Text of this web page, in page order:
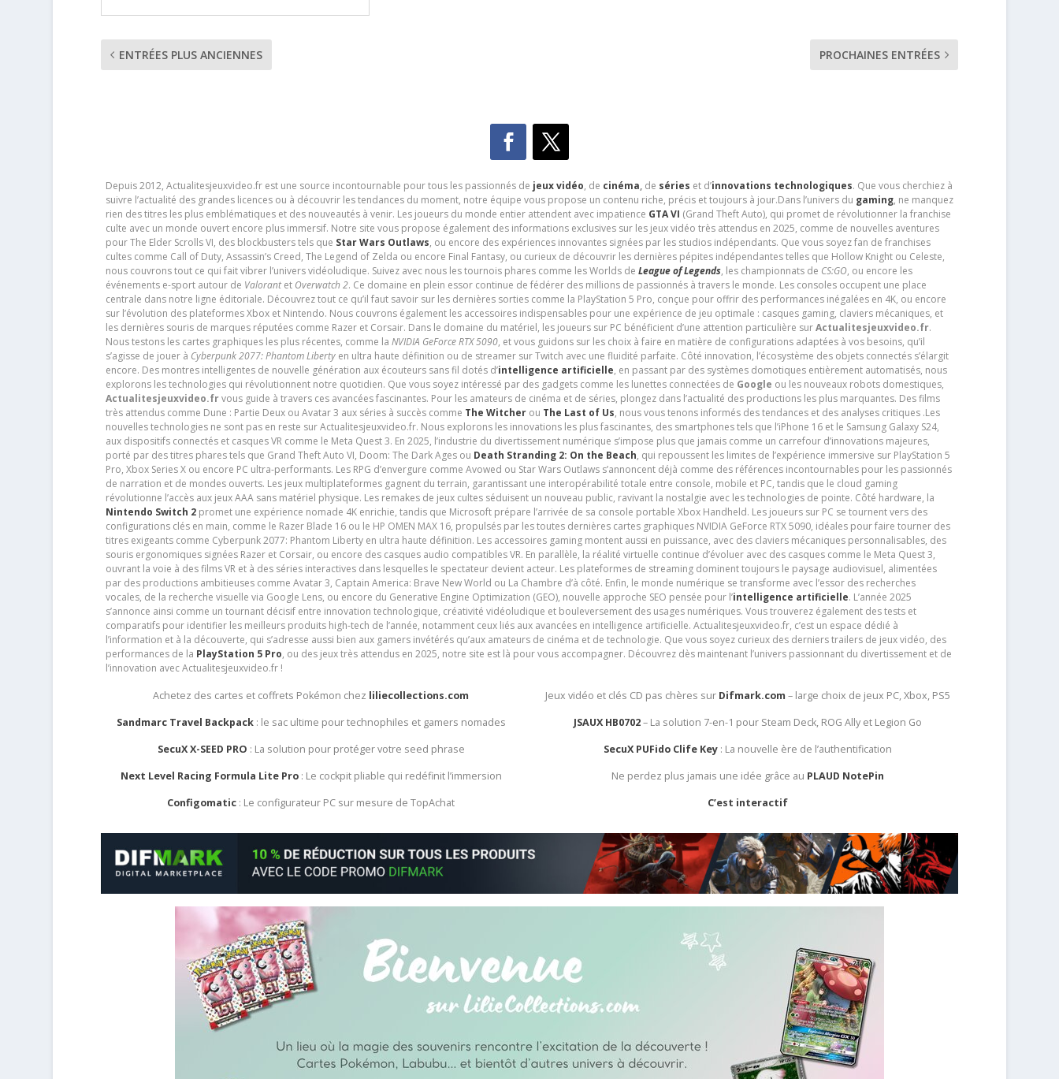
ENTRÉES PLUS ANCIENNES PROCHAINES ENTRÉES
Depuis 2012, Actualitesjeuxvideo.fr est une source incontournable pour tous les passionnés de jeux vidéo, de cinéma,de séries et d’innovations technologiques. Que vous cherchiez à
suivre l’actualité des grandes licences ou à découvrir les tendances du moment, notre équipe vous propose un contenu riche, précis et toujours à jour.Dans l’univers du gaming, ne manquez
rien des titres les plus emblématiques et des nouveautés à venir. Les joueurs du monde entier attendent avec impatience GTA VI (Grand Theft Auto), qui promet de révolutionner la franchise
culte avec un monde ouvert encore plus immersif. Notre site vous propose également des informations exclusives sur les jeux vidéo très attendus en 2025, comme de nouvelles aventures
pour The Elder Scrolls VI, des blockbusters tels que Star Wars Outlaws, ou encore des expériences innovantes signées par les studios indépendants. Que vous soyez fan de franchises
cultes comme Call of Duty, Assassin’s Creed, The Legend of Zelda ou encore Final Fantasy, ou curieux de découvrir les dernières pépites indépendantes telles que Hollow Knight ou Celeste,
nous couvrons tout ce qui fait vibrer l’univers vidéoludique. Suivez avec nous les tournois phares comme les Worlds de League of Legends, les championnats de CS:GO, ou encore les
événements e-sport autour de Valorantet Overwatch 2. Ce domaine en plein essor continue de fédérer des millions de passionnés à travers le monde. Les consoles occupent une place
centrale dans notre ligne éditoriale. Découvrez tout ce qu’il faut savoir sur les dernières sorties comme la PlayStation 5 Pro, conçue pour offrir des performances inégalées en 4K, ou encore
sur l’évolution des plateformes Xbox et Nintendo. Nous couvrons également les accessoires indispensables pour une expérience de jeu optimale : casques gaming, claviers mécaniques, et
les dernières souris de marques réputées comme Razer et Corsair. Dans le domaine du matériel, les joueurs sur PC bénéficient d’une attention particulière surActualitesjeuxvideo.fr.
Nous testons les cartes graphiques les plus récentes, comme la NVIDIA GeForce RTX 5090, et vous guidons sur les choix à faire en matière de configurations adaptées à vos besoins, qu’il
s’agisse de jouer à Cyberpunk 2077: Phantom Libertyen ultra haute définition ou de streamer sur Twitch avec une fluidité parfaite. Côté innovation, l’écosystème des objets connectés s’élargit
encore. Des montres intelligentes de nouvelle génération aux écouteurs sans fil dotés d’intelligence artificielle, en passant par des systèmes domotiques entièrement automatisés, nous
explorons les technologies qui révolutionnent notre quotidien. Que vous soyez intéressé par des gadgets comme les lunettes connectées de Google ou les nouveaux robots domestiques,
Actualitesjeuxvideo.frvous guide à travers ces avancées fascinantes. Pour les amateurs de cinéma et de séries, plongez dans l’actualité des productions les plus marquantes. Des films
très attendus comme Dune : Partie Deux ou Avatar 3 aux séries à succès comme The Witcherou The Last of Us, nous vous tenons informés des tendances et des analyses critiques .Les
nouvelles technologies ne sont pas en reste sur Actualitesjeuxvideo.fr. Nous explorons les innovations les plus fascinantes, des smartphones tels que l’iPhone 16 et le Samsung Galaxy S24,
aux dispositifs connectés et casques VR comme le Meta Quest 3. En 2025, l’industrie du divertissement numérique s’impose plus que jamais comme un carrefour d’innovations majeures,
porté par des titres phares tels que Grand Theft Auto VI, Doom: The Dark Ages ou Death Stranding 2: On the Beach, qui repoussent les limites de l’expérience immersive sur PlayStation 5
Pro, Xbox Series X ou encore PC ultra-performants. Les RPG d’envergure comme Avowed ou Star Wars Outlaws s’annoncent déjà comme des références incontournables pour les passionnés
de narration et de mondes ouverts. Les jeux multiplateformes gagnent du terrain, garantissant une interopérabilité totale entre console, mobile et PC, tandis que le cloud gaming
révolutionne l’accès aux jeux AAA sans matériel physique. Les remakes de jeux cultes séduisent un nouveau public, ravivant la nostalgie avec les technologies de pointe. Côté hardware, la
Nintendo Switch 2promet une expérience nomade 4K enrichie, tandis que Microsoft prépare l’arrivée de sa console portable Xbox Handheld. Les joueurs sur PC se tournent vers des
configurations clés en main, comme le Razer Blade 16 ou le HP OMEN MAX 16, propulsés par les toutes dernières cartes graphiques NVIDIA GeForce RTX 5090, idéales pour faire tourner des
titres exigeants comme Cyberpunk 2077: Phantom Liberty en ultra haute définition. Les accessoires gaming montent aussi en puissance, avec des claviers mécaniques personnalisables, des
souris ergonomiques signées Razer et Corsair, ou encore des casques audio compatibles VR. En parallèle, la réalité virtuelle continue d’évoluer avec des casques comme le Meta Quest 3,
ouvrant la voie à des films VR et à des séries interactives dans lesquelles le spectateur devient acteur. Les plateformes de streaming dominent toujours le paysage audiovisuel, alimentées
par des productions ambitieuses comme Avatar 3, Captain America: Brave New World ou La Chambre d’à côté. Enfin, le monde numérique se transforme avec l’essor des recherches
vocales, de la recherche visuelle via Google Lens, ou encore du Generative Engine Optimization (GEO), nouvelle approche SEO pensée pour l’intelligence artificielle. L’année 2025
s’annonce ainsi comme un tournant décisif entre innovation technologique, créativité vidéoludique et bouleversement des usages numériques. Vous trouverez également des tests et
comparatifs pour identifier les meilleurs produits high-tech de l’année, notamment ceux liés aux avancées en intelligence artificielle. Actualitesjeuxvideo.fr, c’est un espace dédié à
l’information et à la découverte, qui s’adresse aussi bien aux gamers invétérés qu’aux amateurs de cinéma et de technologie. Que vous soyez curieux des derniers trailers de jeux vidéo, des
performances de la PlayStation 5 Pro, ou des jeux très attendus en 2025, notre site est là pour vous accompagner. Découvrez dès maintenant l’univers passionnant du divertissement et de
l’innovation avec Actualitesjeuxvideo.fr !
Achetez des cartes et coffrets Pokémon chez liliecollections.com
Sandmarc Travel Backpack: le sac ultime pour technophiles et gamers nomades
SecuX X-SEED PRO : La solution pour protéger votre seed phrase
Next Level Racing Formula Lite Pro: Le cockpit pliable qui redéfinit l’immersion
Configomatic : Le configurateur PC sur mesure de TopAchat
Jeux vidéo et clés CD pas chères sur Difmark.com – large choix de jeux PC, Xbox, PS5
JSAUX HB0702– La solution 7-en-1 pour Steam Deck, ROG Ally et Legion Go
SecuX PUFido Clife Key : La nouvelle ère de l’authentification
Ne perdez plus jamais une idée grâce au PLAUD NotePin
C’est interactif